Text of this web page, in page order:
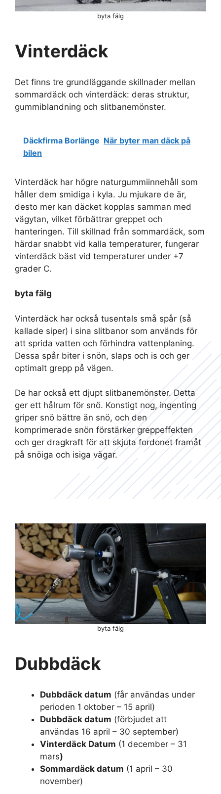
Vinterdäck
Det finns tre grundläggande skillnader mellan
sommardäck och vinterdäck: deras struktur,
gummiblandning och slitbanemönster.
Däckfirma Borlänge När byter man däck på
bilen
Vinterdäck har högre naturgummiinnehåll som
håller dem smidiga i kyla. Ju mjukare de är,
desto mer kan däcket kopplas samman med
vägytan, vilket förbättrar greppet och
hanteringen. Till skillnad från sommardäck, som
härdar snabbt vid kalla temperaturer, fungerar
vinterdäck bäst vid temperaturer under +7
grader C.
byta fälg
Vinterdäck har också tusentals små spår (så
kallade siper) i sina slitbanor som används för
att sprida vatten och förhindra vattenplaning.
Dessa spår biter i snön, slaps och is och ger
optimalt grepp på vägen.
De har också ett djupt slitbanemönster. Detta
ger ett hålrum för snö. Konstigt nog, ingenting
griper snö bättre än snö, och den
komprimerade snön förstärker greppeffekten
och ger dragkraft för att skjuta fordonet framåt
på snöiga och isiga vägar.
byta fälg
byta fälg
Dubbdäck
Dubbdäck datum (får användas under
perioden 1 oktober – 15 april)
Dubbdäck datum (förbjudet att
användas 16 april – 30 september)
Vinterdäck Datum (1 december – 31
mars)
Sommardäck datum (1 april – 30
november)